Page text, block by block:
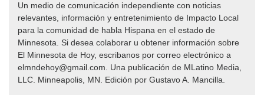
Un medio de comunicación independiente con noticias
relevantes, información y entretenimiento de Impacto Local​​
para la comunidad de habla Hispana en el estado de
Minnesota. Si desea colaborar u obtener información sobre
El Minnesota de Hoy, escribanos por correo electrónico a
elmndehoy@gmail.com. Una publicación de MLatino Media,
LLC. Minneapolis, MN. Edición por Gustavo A. Mancilla.